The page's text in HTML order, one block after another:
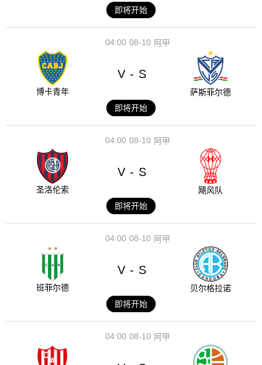
即将开始
08-10
04:00 阿甲
博卡青年
V - S
萨斯菲尔德
即将开始
08-10
04:00 阿甲
圣洛伦索
V - S
飓风队
即将开始
08-10
04:00 阿甲
班菲尔德
V - S
贝尔格拉诺
即将开始
08-10
04:00 阿甲